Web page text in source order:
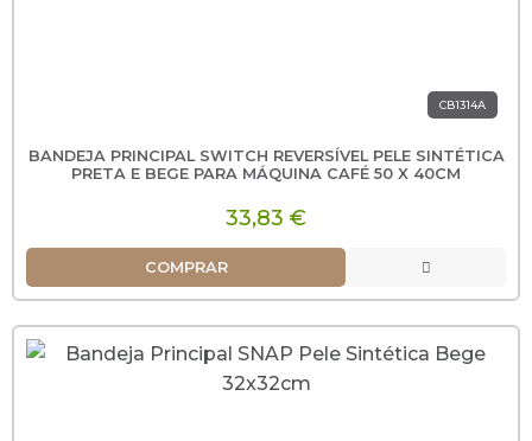
CB1314A
BANDEJA PRINCIPAL SWITCH REVERSÍVEL PELE SINTÉTICA
PRETA E BEGE PARA MÁQUINA CAFÉ 50 X 40CM
33,83 €
COMPRAR